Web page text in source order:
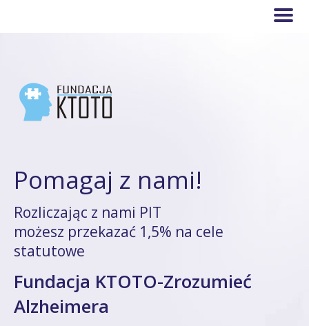
Pomagaj z nami!
Rozliczając z nami PIT
możesz przekazać 1,5% na cele
statutowe
Fundacja KTOTO-Zrozumieć
Alzheimera